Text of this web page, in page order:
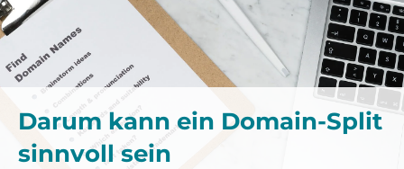
Darum kann ein Domain-Split
sinnvoll sein